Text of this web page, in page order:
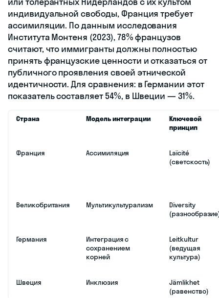
индивидуальной свободы, Франция требует
ассимиляции. По данным исследования
Института Монтеня (2023), 78% французов
считают, что иммигранты должны полностью
принять французские ценности и отказаться от
публичного проявления своей этнической
идентичности. Для сравнения: в Германии этот
показатель составляет 54%, в Швеции — 31%.
Страна Модель интеграции
Ключевой
принцип
Франция Ассимиляция
Laïcité
(светскость)
Великобритания Мультикультурализм
Diversity
Германия
Интеграция с
сохранением
корней
Leitkultur
(ведущая
культура)
Швеция Инклюзия
Jämlikhet
(равенство)